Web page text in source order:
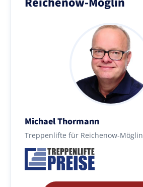
Michael Thormann
Treppenlifte für Reichenow-Möglin